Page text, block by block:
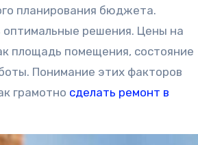
решения. Цены на
площадь помещения, состояние
Понимание этих факторов
грамотно сделать ремонт в